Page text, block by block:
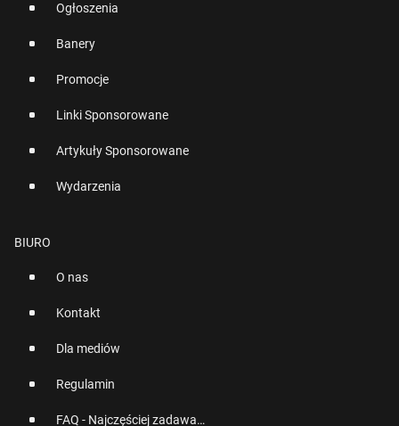
Ogłoszenia
Banery
Promocje
Linki Sponsorowane
Artykuły Sponsorowane
Wydarzenia
BIURO
O nas
Kontakt
Dla mediów
Regulamin
FAQ - Najczęściej zadawane pytania